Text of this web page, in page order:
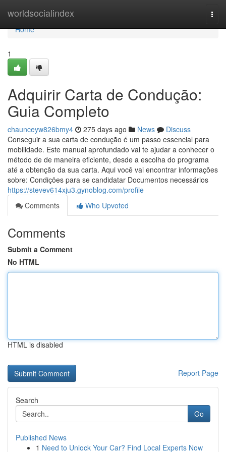
worldsocialindex
Home
Home
1
Adquirir Carta de Condução:
Guia Completo
chaunceyw826bmy4 275 days ago News
Discuss
Conseguir a sua carta de condução é um passo essencial para
mobilidade. Este manual aprofundado vai te ajudar a conhecer o
método de de maneira eficiente, desde a escolha do programa
até a obtenção da sua carta. Aqui você vai encontrar informações
sobre: Condições para se candidatar Documentos necessários
https://stevev614xju3.gynoblog.com/profile
Comments
Who Upvoted
Comments
Submit a Comment
No HTML
HTML is disabled
Report Page
Search
Go
Published News
1 Need to Unlock Your Car? Find Local Experts Now